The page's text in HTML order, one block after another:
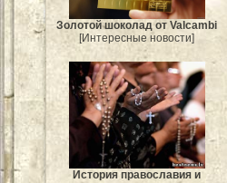
Золотой шоколад от Valcambi
[Интересные новости]
История православия и